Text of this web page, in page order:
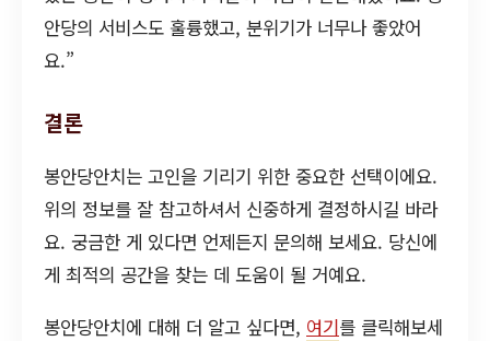
안당의 서비스도 훌륭했고, 분위기가 너무나 좋았어
요.”
결론
봉안당안치는 고인을 기리기 위한 중요한 선택이에요.
위의 정보를 잘 참고하셔서 신중하게 결정하시길 바라
요. 궁금한 게 있다면 언제든지 문의해 보세요. 당신에
게 최적의 공간을 찾는 데 도움이 될 거예요.
봉안당안치에 대해 더 알고 싶다면, 여기를 클릭해보세